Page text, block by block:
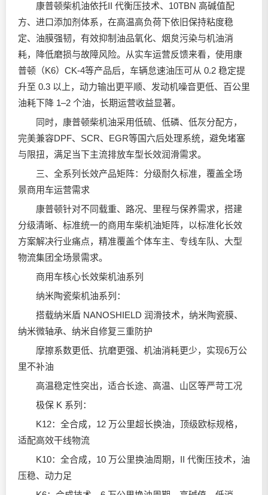
康普顿柴机油依托II 代衡压技术、10TBN 高碱值配
方、进口添加剂体系，在高温高负荷下依旧保持粘度稳
定、油膜强韧，有效抑制油品氧化、烟炱污染与机油消
耗，降低磨损与故障风险。从实车运营反馈来看，使用康
普顿（K6）CK-4等产品后，车辆怠速油压可从 0.2 稳定提
升至 0.3 以上，动力输出更平顺、发动机噪音更低、百公里
油耗下降 1–2 个油，长期运营收益显著。
同时，康普顿柴机油采用低硫、低磷、低灰分配方，
完美兼容DPF、SCR、EGR等国六后处理系统，避免堵塞
与限扭，满足当下主流排放车型长效润滑需求。
三、全系列长效产品矩阵：分级耐久标准，覆盖全场
景商用车运营需求
康普顿针对不同载重、路况、里程与保养需求，搭建
分级清晰、标准统一的商用车柴机油矩阵，以标准化长效
方案解决行业痛点，精准覆盖个体车主、专线车队、大型
物流集团全场景需求。
商用车核心长效柴机油系列
纳米陶瓷柴机油系列：
搭载纳米盾 NANOSHIELD 润滑技术，纳米陶瓷膜、
纳米微轴承、纳米自修复三重防护
摩擦系数更低、抗磨更强、机油消耗更少，实现6万公
里不补油
高温稳定性突出，适合长途、高温、山区等严苛工况
极保 K 系列：
K12：全合成，12 万公里超长换油，顶级欧标规格，
适配高效干线物流
K10：全合成，10 万公里换油周期，II 代衡压技术，油
压稳、动力足